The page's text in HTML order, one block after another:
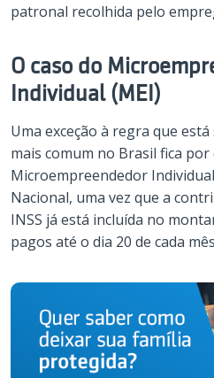
patronal recolhida pelo
O caso do
Individual (MEI)
Uma exceção à regra que
mais comum no Brasil fica por
Microempreendedor
Nacional, uma vez que a
INSS já está incluída no
pagos até o dia 20 de cada